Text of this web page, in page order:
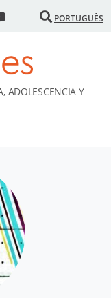
PORTUGUÊS
ADOLESCENCIA Y